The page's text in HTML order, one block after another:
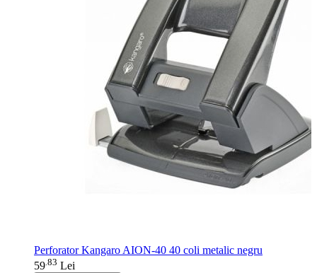
Perforator Kangaro AION-40 40 coli metalic negru
59 83 Lei